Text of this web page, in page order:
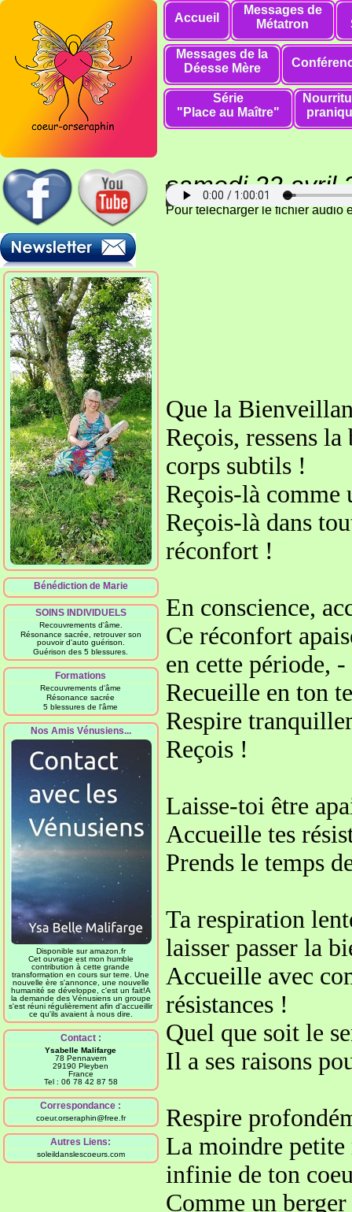
Bénédiction de Marie
SOINS INDIVIDUELS
Recouvrements d'âme.
Résonance sacrée, retrouver son
pouvoir d'auto guérison.
Guérison des 5 blessures.
Formations
Recouvrements d'âme
Résonance sacrée
5 blessures de l'âme
Nos Amis Vénusiens...
Disponible sur amazon.fr
Cet ouvrage est mon humble
contribution à cette grande
transformation en cours sur terre. Une
nouvelle ère s'annonce, une nouvelle
humanité se développe, c'est un fait!A
la demande des Vénusiens un groupe
s'est réuni régulièrement afin d'accueillir
ce qu'ils avaient à nous dire.
Contact :
Ysabelle Malifarge
78 Pennavern
29190 Pleyben
France
Tel : 06 78 42 87 58
Correspondance :
coeur.orseraphin@free.fr
Autres Liens:
soleildanslescoeurs.com
Accueil
Messages de
Métatron
Messages de la
Déesse Mère
Série
"Place au Maître"
samedi 22 avril
Pour télécharger le fichier audio
Que la
Reçois, ressens la
corps subtils !
Reçois-là comme
Reçois-là dans
réconfort !
En conscience,
Ce réconfort
en cette période,
Recueille en ton
Respire
Reçois !
Laisse-toi être
Accueille tes
Prends le temps
Ta respiration
laisser passer la
Accueille avec
résistances !
Quel que soit le
Il a ses raisons
Respire
La moindre
infinie de ton
Comme un